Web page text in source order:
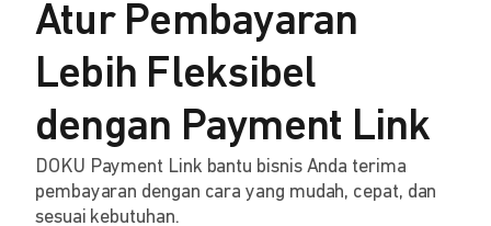
Atur Pembayaran
Lebih Fleksibel
dengan Payment Link
DOKU Payment Link bantu bisnis Anda terima
pembayaran dengan cara yang mudah, cepat, dan
sesuai kebutuhan.